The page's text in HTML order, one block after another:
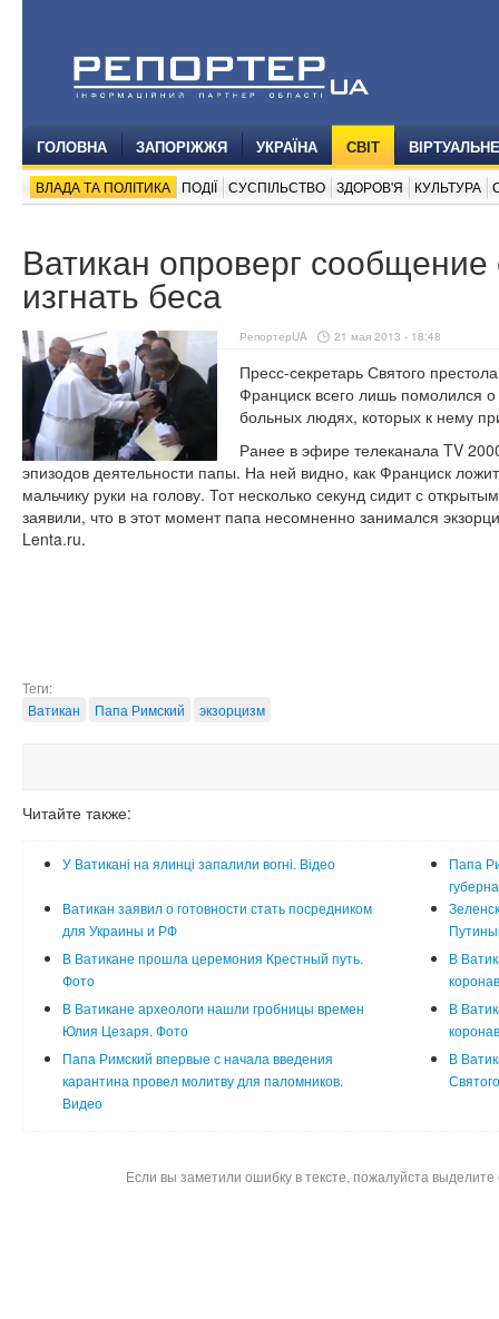
ГОЛОВНА ЗАПОРІЖЖЯ УКРАЇНА СВІТ
ВЛАДА ТА ПОЛІТИКА ПОДІЇ СУСПІЛЬСТВО ЗДОРОВ'Я КУЛЬТУРА
Ватикан опроверг
изгнать беса
РепортерUA 21 мая 2013 - 18:48
Пресс-секретарь Святого
Франциск всего лишь помолился
больных людях, которых к нему
Ранее в эфире телеканала TV
эпизодов деятельности папы. На ней видно, как Франциск
мальчику руки на голову. Тот несколько секунд сидит с
заявили, что в этот момент папа несомненно занимался
Lenta.ru.
Теги:
Ватикан
Папа Римский экзорцизм
Читайте также:
У Ватикані на ялинці запалили вогні. Відео
Папа
Ватикан заявил о готовности стать посредником
для Украины и РФ
В Ватикане прошла церемония Крестный путь.
Фото
В
В Ватикане археологи нашли гробницы времен
Юлия Цезаря. Фото
В
Папа Римский впервые с начала введения
карантина провел молитву для паломников.
Видео
В
Если вы заметили ошибку в тексте, пожалуйста